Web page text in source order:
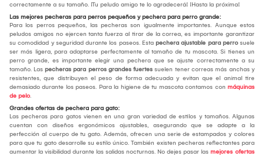
correctamente a su tamaño. ¡Tu peludo amigo te lo agradecerá! ¡Hasta la próxima!
Las mejores pecheras para perros pequeños y pechera para perro grande:
Para los perros pequeños, las pecheras son igualmente importantes. Aunque estos
peludos amigos no ejercen tanta fuerza al tirar de la correa, es importante garantizar
su comodidad y seguridad durante los paseos. Esta pechera ajustable para perro suele
ser más ligera, para adaptarse perfectamente al tamaño de tu mascota. Si tienes un
perro grande, es importante elegir una pechera que se ajuste correctamente a su
tamaño. Las pecheras para perros grandes fuertes suelen tener correas más anchas y
resistentes, que distribuyen el peso de forma adecuada y evitan que el animal tire
demasiado durante los paseos. Para la higiene de tu mascota contamos con máquinas
de pelo.
Grandes ofertas de pechera para gato:
Las pecheras para gatos vienen en una gran variedad de estilos y tamaños. Algunas
cuentan con diseños ergonómicos ajustables, asegurando que se adapte a la
perfección al cuerpo de tu gato. Además, ofrecen una serie de estampados y colores
para que tu gato desarrolle su estilo único. También existen pecheras reflectantes para
aumentar la visibilidad durante las salidas nocturnas. No dejes pasar las mejores ofertas